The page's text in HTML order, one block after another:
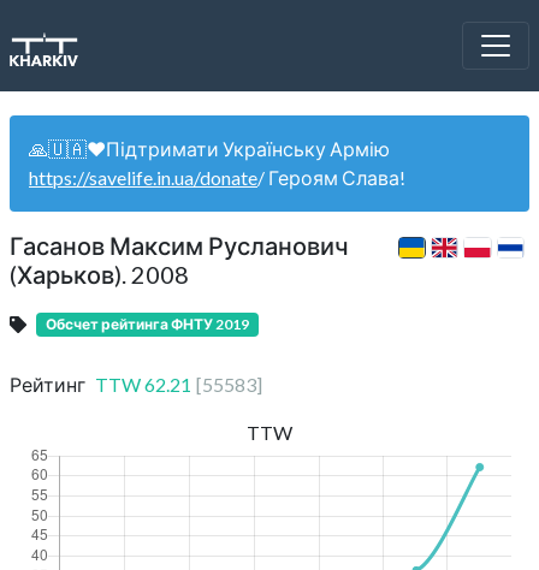
🙏🇺🇦❤️Підтримати Українську Армію
https://savelife.in.ua/donate/ Героям Слава!
Гасанов Максим Русланович
(Харьков). 2008
Обсчет рейтинга ФНТУ 2019
Рейтинг TTW62.21 [55583]
TTW